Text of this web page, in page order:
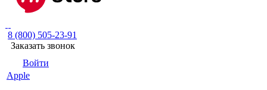
8 (800) 505-23-91
Заказать звонок
Войти
Apple